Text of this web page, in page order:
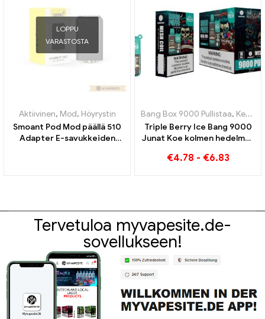
LOPPU
VARASTOSTA
Aktiivinen, Mod, Höyrystin
Smoant Pod Mod päällä 510
Adapter E-savukkeiden
Bang Box 9000 Pullistaa, Kertakäyttöiset e-savukkeet Ruotsi
Triple Berry Ice Bang 9000
Junat Koe kolmen hedelmän
€4.78 - €6.83
Tervetuloa myvapesite.de-
sovellukseen!